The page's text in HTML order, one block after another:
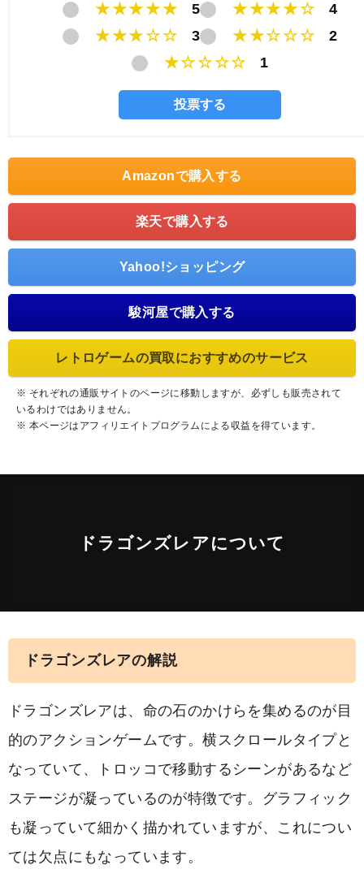
★★★★★ 5 ★★★★☆
4
★★★☆☆
3 ★★☆☆☆
2
★☆☆☆☆
1
Amazonで購入する
楽天で購入する
Yahoo!ショッピング
駿河屋で購入する
レトロゲームの買取におすすめのサービス
※ それぞれの通販サイトのページに移動しますが、必ずしも販売されて
いるわけではありません。
※ 本ページはアフィリエイトプログラムによる収益を得ています。
ドラゴンズレアについて
ドラゴンズレアの解説
ドラゴンズレアは、命の石のかけらを集めるのが目
的のアクションゲームです。横スクロールタイプと
なっていて、トロッコで移動するシーンがあるなど
ステージが凝っているのが特徴です。グラフィック
も凝っていて細かく描かれていますが、これについ
ては欠点にもなっています。